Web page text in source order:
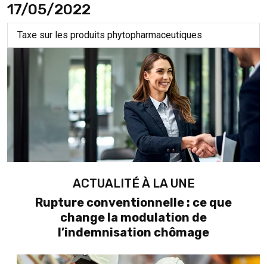
17/05/2022
Taxe sur les produits phytopharmaceutiques
ACTUALITÉ À LA UNE
Rupture conventionnelle : ce que
change la modulation de
l’indemnisation chômage